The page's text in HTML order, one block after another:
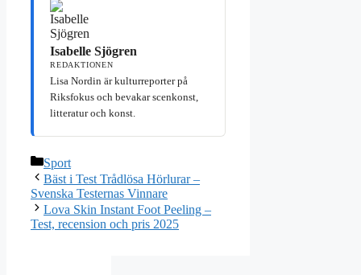
Isabelle Sjögren
REDAKTIONEN
Lisa Nordin är kulturreporter på
Riksfokus och bevakar scenkonst,
litteratur och konst.
Kategorier
Sport
Bäst i Test Trådlösa Hörlurar –
Svenska Testernas Vinnare
Lova Skin Instant Foot Peeling –
Test, recension och pris 2025